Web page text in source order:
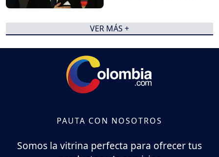
VER MÁS +
PAUTA CON NOSOTROS
Somos la vitrina perfecta para ofrecer tus